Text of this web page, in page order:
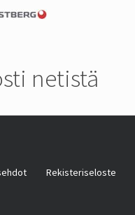
netistä
Rekisteriseloste